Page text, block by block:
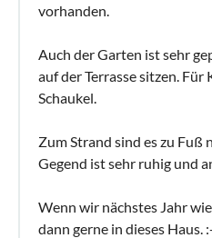
vorhanden.
Auch der Garten ist sehr
auf der Terrasse sitzen. Für
Schaukel.
Zum Strand sind es zu Fuß
Gegend ist sehr ruhig und
Wenn wir nächstes Jahr
dann gerne in dieses Haus.